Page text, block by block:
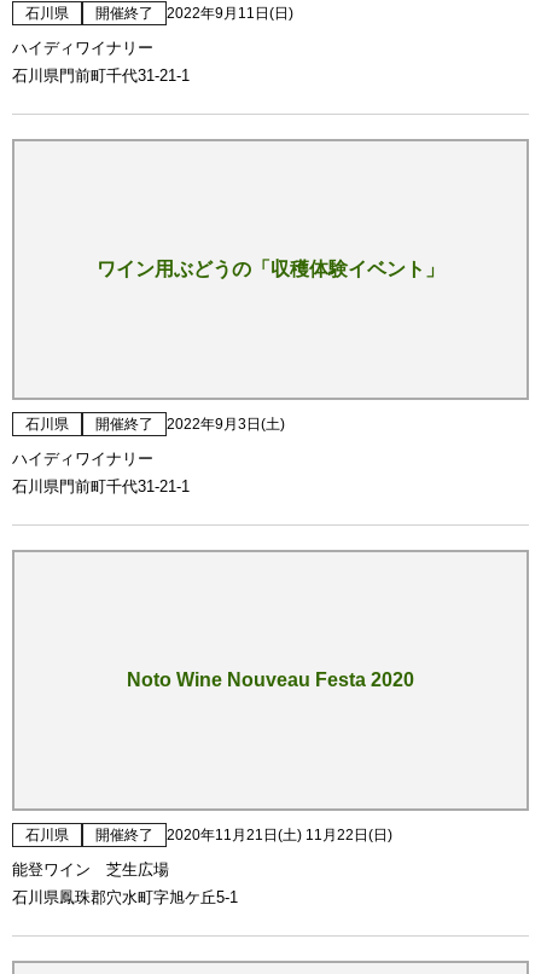
石川県 開催終了 2022年9月11日(日)
ハイディワイナリー
石川県門前町千代31-21-1
ワイン用ぶどうの「収穫体験イベント」
石川県 開催終了 2022年9月3日(土)
ハイディワイナリー
石川県門前町千代31-21-1
Noto Wine Nouveau Festa 2020
石川県 開催終了 2020年11月21日(土) 11月22日(日)
能登ワイン 芝生広場
石川県鳳珠郡穴水町字旭ケ丘5-1